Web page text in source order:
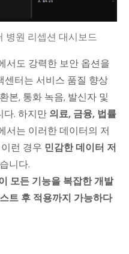
병원 리셉션 대시보드
서도 강력한 보안 옵션을
센터는 서비스 품질 향상
본, 통화 녹음, 발신자 및
다. 하지만 의료, 금융, 법률
서는 이러한 데이터의 저
런 경우 민감한 데이터 저
니다.
모든 기능을 복잡한 개발
트 후 적용까지 가능하다